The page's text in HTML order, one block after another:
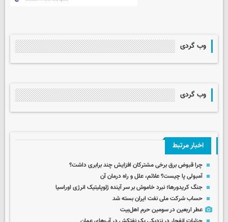
وب گردی
وب گردی
اخبار مرتبط
چرا قبوض برق برخی مشترکان افزایش چند برابری داشت؟
آمبولی پا چیست؟ علائم، علل و راه درمان آن
جنگ کریدورها؛ نبرد خاموش بر سر آینده ژئوپلیتیک انرژی اوراسیا
حساب‌ شرکت ملی نفت ایران بسته شد
عطر اربعین در سومین حرم اهل‌بیت